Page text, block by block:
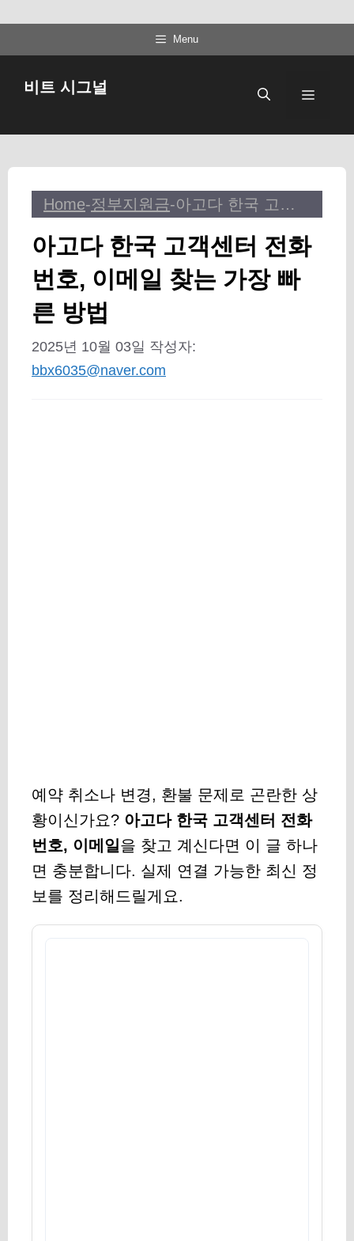
텐
뛰
Menu
비트 시그널 메
Home-정부지원금- 아고다 한국 고객센터 전화번호, 이메일 찾는 가장 빠른 방법
아고다 한국 고객센터 전화
번호, 이메일 찾는 가장 빠
른 방법
2025년 10월 03일 작성자:
bbx6035@naver.com
예약 취소나 변경, 환불 문제로 곤란한 상
황이신가요? 아고다 한국 고객센터 전화
번호, 이메일 을 찾고 계신다면 이 글 하나
면 충분합니다. 실제 연결 가능한 최신 정
보를 정리해드릴게요.